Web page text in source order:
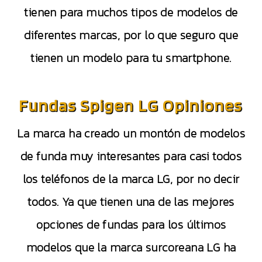
tienen para muchos tipos de modelos de
diferentes marcas, por lo que seguro que
tienen un modelo para tu smartphone.
Fundas Spigen LG Opiniones
La marca ha creado un montón de modelos
de funda muy interesantes para casi todos
los teléfonos de la marca LG, por no decir
todos. Ya que tienen una de las mejores
opciones de fundas para los últimos
modelos que la marca surcoreana LG ha